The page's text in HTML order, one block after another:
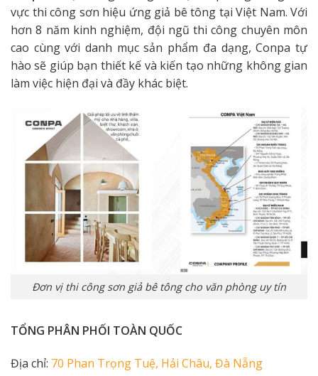
vực thi công sơn hiệu ứng giả bê tông tại Việt Nam. Với
hơn 8 năm kinh nghiệm, đội ngũ thi công chuyên môn
cao cùng với danh mục sản phẩm đa dạng, Conpa tự
hào sẽ giúp bạn thiết kế và kiến tạo những không gian
làm việc hiện đại và đầy khác biệt.
Đơn vị thi công sơn giả bê tông cho văn phòng uy tín
TỔNG PHÂN PHỐI TOÀN QUỐC
Địa chỉ: 70 Phan Trọng Tuệ, Hải Châu, Đà Nẵng